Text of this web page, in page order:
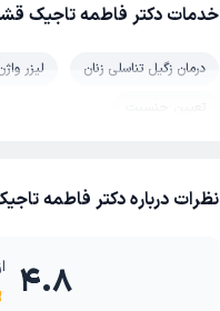
خدمات دکتر فاطمه تاجیک
درمان زگیل تناسلی زنان لیزر
تعیین جنسیت
نظرات درباره دکتر فاطمه
4.8